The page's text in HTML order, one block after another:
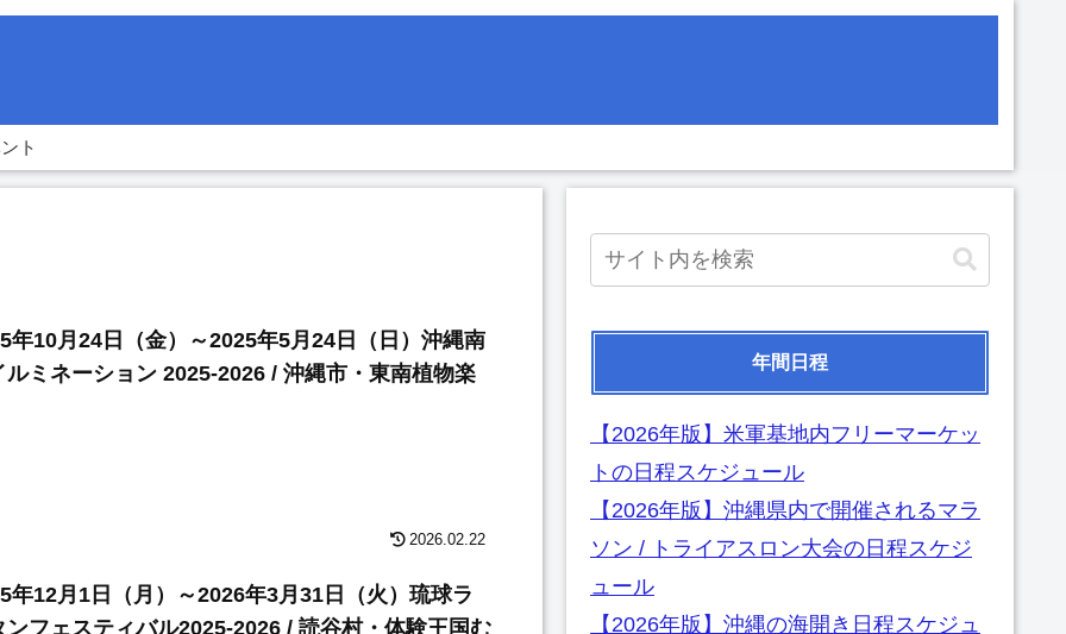
ト
年10月24日（金）～2025年5月24日（日）沖縄南
ルミネーション 2025-2026 / 沖縄市・東南植物楽
2026.02.22
年12月1日（月）～2026年3月31日（火）琉球ラ
ンフェスティバル2025-2026 / 読谷村・体験王国む
年間日程
【2026年版】米軍基地内フリーマーケッ
トの日程スケジュール
【2026年版】沖縄県内で開催されるマラ
ソン / トライアスロン大会の日程スケジ
ュール
【2026年版】沖縄の海開き日程スケジュ